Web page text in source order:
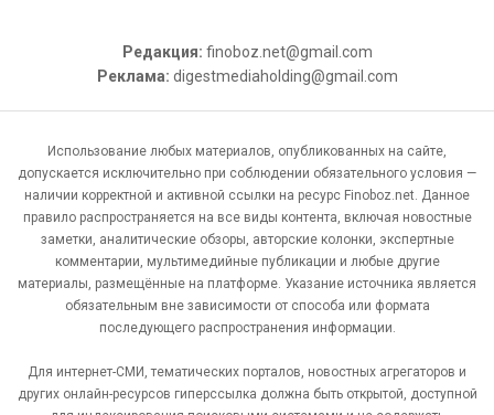
Редакция: finoboz.net@gmail.com
Реклама: digestmediaholding@gmail.com
Использование любых материалов, опубликованных на сайте,
допускается исключительно при соблюдении обязательного условия —
наличии корректной и активной ссылки на ресурс Finoboz.net. Данное
правило распространяется на все виды контента, включая новостные
заметки, аналитические обзоры, авторские колонки, экспертные
комментарии, мультимедийные публикации и любые другие
материалы, размещённые на платформе. Указание источника является
обязательным вне зависимости от способа или формата
последующего распространения информации.
Для интернет-СМИ, тематических порталов, новостных агрегаторов и
других онлайн-ресурсов гиперссылка должна быть открытой, доступной